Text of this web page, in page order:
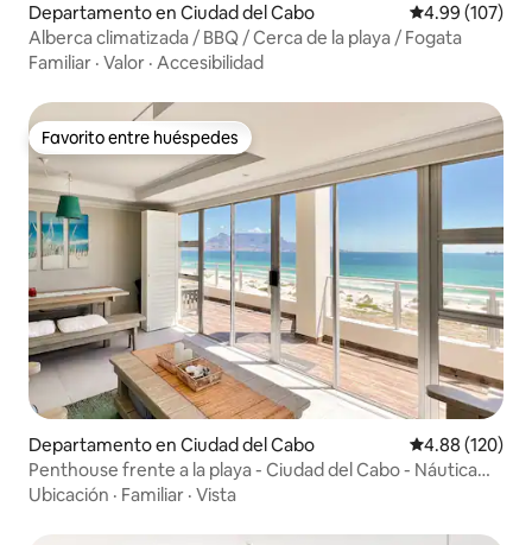
Departamento en Ciudad del Cabo Calificación
4.99 (107)
Alberca climatizada / BBQ / Cerca de la playa / Fogata
Familiar · Valor · Accesibilidad
Favorito entre huéspedes
Favorito entre huéspedes
Departamento en Ciudad del Cabo Calificación
4.88 (120)
Penthouse frente a la playa - Ciudad del Cabo - Náutica
704
Ubicación · Familiar · Vista